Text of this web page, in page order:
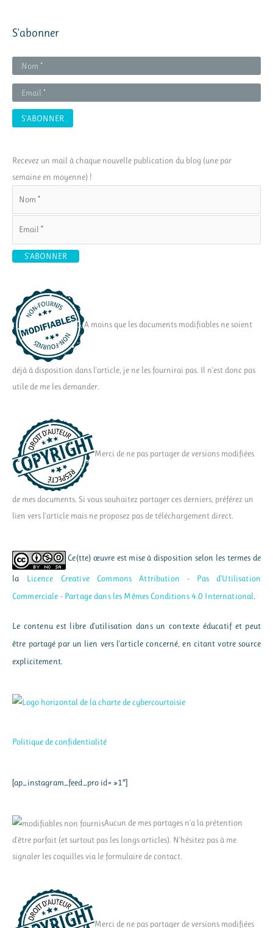
S’abonner
Recevez un mail à chaque nouvelle publication du blog (une par
semaine en moyenne) !
A moins que les documents modifiables ne soient
déjà à disposition dans l'article, je ne les fournirai pas. Il n'est donc pas
utile de me les demander.
Merci de ne pas partager de versions modifiées
de mes documents. Si vous souhaitez partager ces derniers, préférez un
lien vers l'article mais ne proposez pas de téléchargement direct.
Ce(tte) œuvre est mise à disposition selon les termes de
la Licence Creative Commons Attribution - Pas d’Utilisation
Commerciale - Partage dans les Mêmes Conditions 4.0 International
Le contenu est libre d'utilisation dans un contexte éducatif et peut
être partagé par un lien vers l'article concerné, en citant votre source
explicitement.
Politique de confidentialité
[ap_instagram_feed_pro id= »1″]
Aucun de mes partages n'a la prétention
d'être parfait (et surtout pas les longs articles). N'hésitez pas à me
signaler les coquilles via le formulaire de contact.
Merci de ne pas partager de versions modifiées